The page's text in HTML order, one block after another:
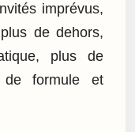
imprévus,
de dehors,
plus de
formule et